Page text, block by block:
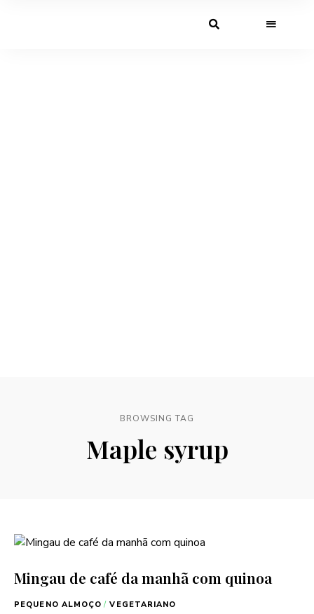
BROWSING TAG
Maple syrup
Mingau de café da manhã com quinoa
PEQUENO ALMOÇO / VEGETARIANO